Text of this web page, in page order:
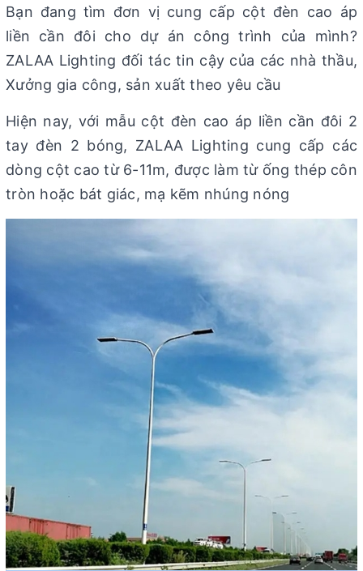
Bạn đang tìm đơn vị cung cấp cột đèn cao áp
liền cần đôi cho dự án công trình của mình?
ZALAA Lighting đối tác tin cậy của các nhà thầu,
Xưởng gia công, sản xuất theo yêu cầu
Hiện nay, với mẫu cột đèn cao áp liền cần đôi 2
tay đèn 2 bóng, ZALAA Lighting cung cấp các
dòng cột cao từ 6-11m, được làm từ ống thép côn
tròn hoặc bát giác, mạ kẽm nhúng nóng